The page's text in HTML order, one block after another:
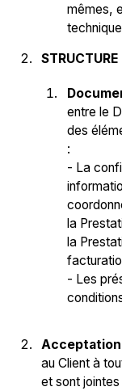
mêmes,
entre le
des
:
- La
la
la
- Les
Acceptation
au Client à
et sont